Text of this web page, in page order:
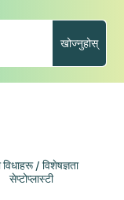
खोज्नुहोस्
/ विशेषज्ञता
सेप्टोप्लास्टी